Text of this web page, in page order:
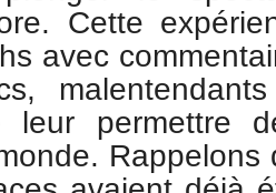
Cette
avec
leur permettre
Rappelons